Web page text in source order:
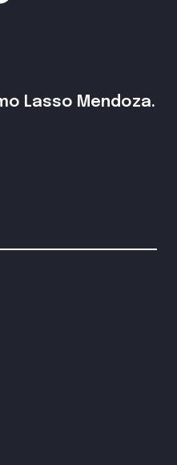
Lasso Mendoza.